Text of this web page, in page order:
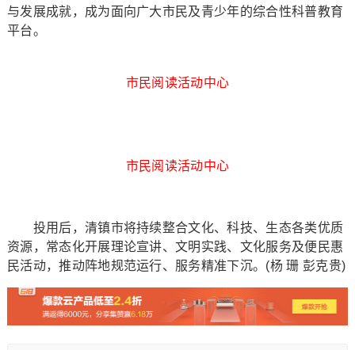
与发展成就，成为面向广大市民及青少年的综合性科普教育
平台。
市民阅读活动中心
市民阅读活动中心
投用后，清镇市将持续整合文化、科技、生态各类优质
资源，常态化开展理论宣讲、文明实践、文化服务及便民惠
民活动，推动阵地规范运行、服务精准下沉。(杨 珊 彭克贵)